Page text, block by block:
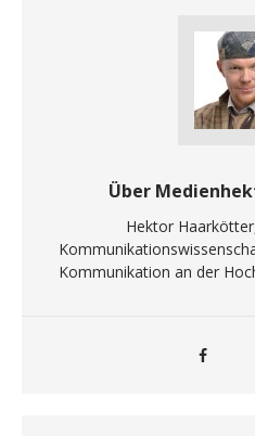
Über
Hektor
Kommunikation an der